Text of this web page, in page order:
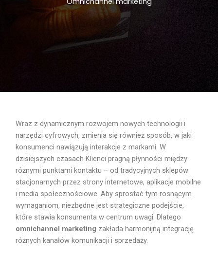
Wraz z dynamicznym rozwojem nowych technologii i
narzędzi cyfrowych, zmienia się również sposób, w jaki
konsumenci nawiązują interakcje z markami. W
dzisiejszych czasach Klienci pragną płynności między
różnymi punktami kontaktu – od tradycyjnych sklepów
stacjonarnych przez strony internetowe, aplikacje mobilne
i media społecznościowe. Aby sprostać tym rosnącym
wymaganiom, niezbędne jest strategiczne podejście,
które stawia konsumenta w centrum uwagi. Dlatego
omnichannel marketing zakłada harmonijną integrację
różnych kanałów komunikacji i sprzedaży.